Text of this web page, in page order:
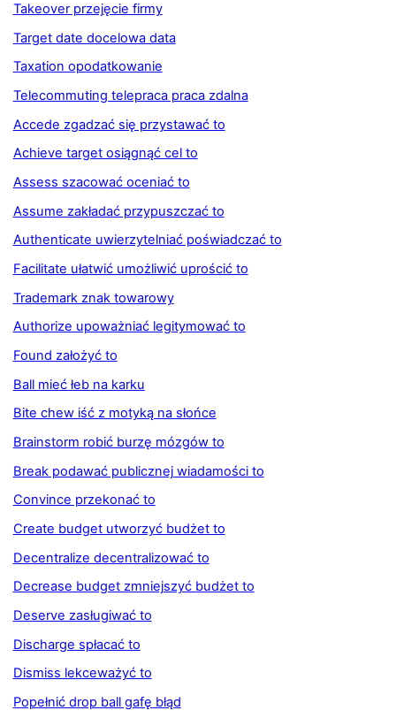
Takeover przejęcie firmy
Target date docelowa data
Taxation opodatkowanie
Telecommuting telepraca praca zdalna
Accede zgadzać się przystawać to
Achieve target osiągnąć cel to
Assess szacować oceniać to
Assume zakładać przypuszczać to
Authenticate uwierzytelniać poświadczać to
Facilitate ułatwić umożliwić uprościć to
Trademark znak towarowy
Authorize upoważniać legitymować to
Found założyć to
Ball mieć łeb na karku
Bite chew iść z motyką na słońce
Brainstorm robić burzę mózgów to
Break podawać publicznej wiadamości to
Convince przekonać to
Create budget utworzyć budżet to
Decentralize decentralizować to
Decrease budget zmniejszyć budżet to
Deserve zasługiwać to
Discharge spłacać to
Dismiss lekceważyć to
Popełnić drop ball gafę błąd